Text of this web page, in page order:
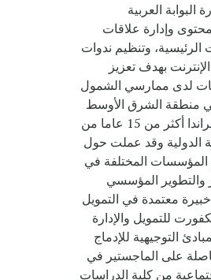
العربية
وإدارة علاقات
وتنظيم ندوات
بهدف تعزيز
لدى ممارسي الشمول
منطقة الشرق الأوسط
وشمال أفريقيا. لدى ميراندا أكثر من 15 عاما من
الدولية وقد عملت حول
المختلفة في
المؤسسي
معتمدة في التمويل
للتمويل والإدارة
التوجيهية للإدماج
على الماجستير في
من كلية الدراسات